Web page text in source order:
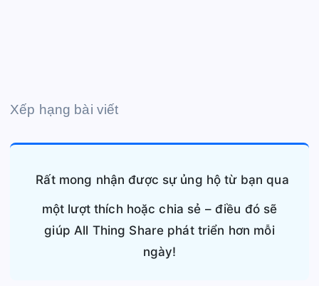
Xếp hạng bài viết
Rất mong nhận được sự ủng hộ từ bạn qua
một lượt thích hoặc chia sẻ – điều đó sẽ
giúp All Thing Share phát triển hơn mỗi
ngày!